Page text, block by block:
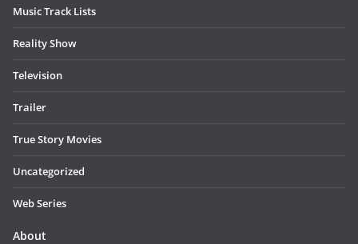
Music Track Lists
Reality Show
Television
Trailer
True Story Movies
Uncategorized
Web Series
About